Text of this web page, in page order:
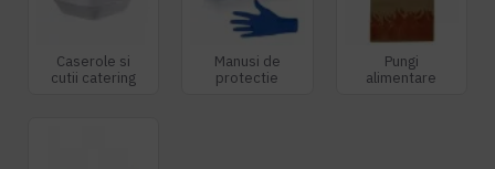
Caserole si
cutii catering
Manusi de
protectie
Pungi
alimentare